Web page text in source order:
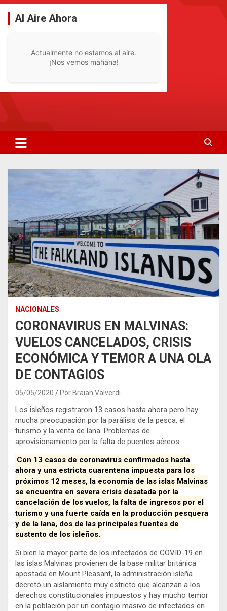
Saltar
contenido
Al Aire Ahora
Actualmente no estamos al aire.
¡Nos vemos mañana!
NACIONALES
CORONAVIRUS EN MALVINAS:
VUELOS CANCELADOS, CRISIS
ECONÓMICA Y TEMOR A UNA OLA
DE CONTAGIOS
05/05/2020 Por Braian Valverdi
Los isleños registraron 13 casos hasta ahora pero hay
mucha preocupación por la parálisis de la pesca, el
turismo y la venta de lana. Problemas de
aprovisionamiento por la falta de puentes aéreos.
Con 13 casos de coronavirus confirmados hasta
ahora y una estricta cuarentena impuesta para los
próximos 12 meses, la economía de las islas Malvinas
se encuentra en severa crisis desatada por la
cancelación de los vuelos, la falta de ingresos por el
turismo y una fuerte caída en la producción pesquera
y de la lana, dos de las principales fuentes de
sustento de los isleños.
Si bien la mayor parte de los infectados de COVID-19 en
las islas Malvinas provienen de la base militar británica
apostada en Mount Pleasant, la administración isleña
decretó un aislamiento muy estricto que alcanzan a los
derechos constitucionales impuestos y hay mucho temor
en la población por un contagio masivo de infectados en